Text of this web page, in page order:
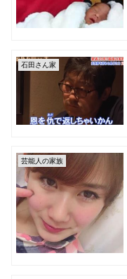
石田さん家
芸能人の家族